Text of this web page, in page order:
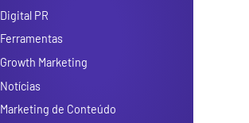
Digital PR
Ferramentas
Growth Marketing
Notícias
Marketing de Conteúdo